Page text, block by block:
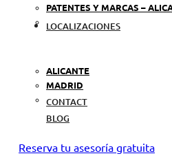
PATENTES Y MARCAS –
LOCALIZACIONES
ALICANTE
MADRID
CONTACT
BLOG
Reserva tu asesoría gratuita